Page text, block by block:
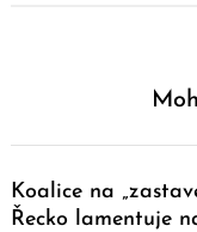
Koalice na
Řecko lamentuje